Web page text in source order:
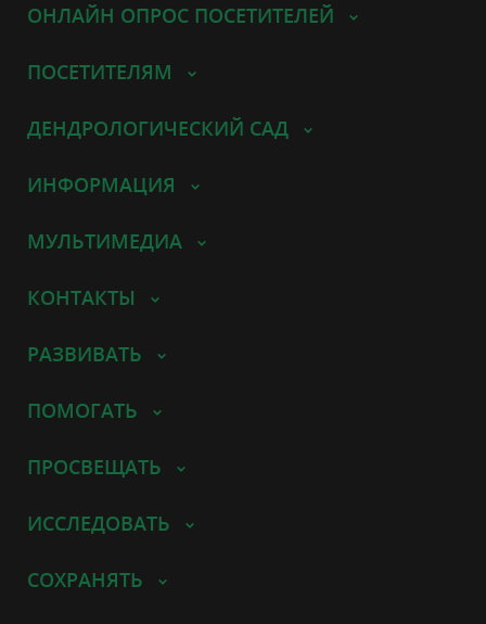
ОНЛАЙН ОПРОС ПОСЕТИТЕЛЕЙ
ПОСЕТИТЕЛЯМ
ДЕНДРОЛОГИЧЕСКИЙ САД
ИНФОРМАЦИЯ
МУЛЬТИМЕДИА
КОНТАКТЫ
РАЗВИВАТЬ
ПОМОГАТЬ
ПРОСВЕЩАТЬ
ИССЛЕДОВАТЬ
СОХРАНЯТЬ